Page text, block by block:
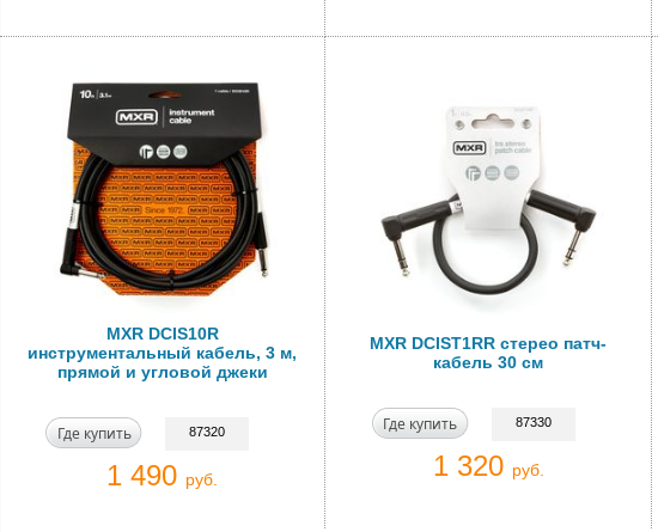
MXR DCIS10R
инструментальный кабель, 3 м,
прямой и угловой джеки
Где купить 87320
1 490 руб.
MXR DCIST1RR стерео патч-
кабель 30 см
Где купить 87330
1 320 руб.